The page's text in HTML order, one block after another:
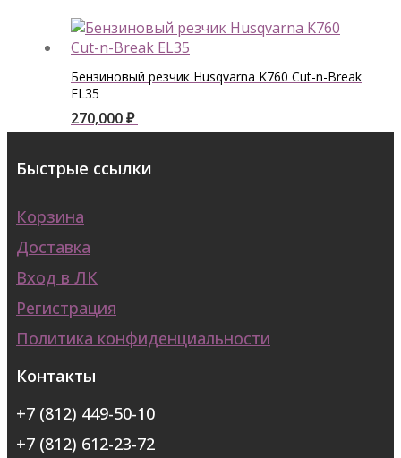
Бензиновый резчик Husqvarna K760 Cut-n-Break
EL35
270,000₽
Быстрые ссылки
Корзина
Доставка
Вход в ЛК
Регистрация
Политика конфиденциальности
Контакты
+7 (812) 449-50-10
+7 (812) 612-23-72